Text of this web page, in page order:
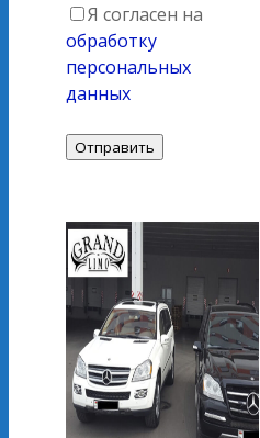
Я согласен на
обработку
персональных
данных